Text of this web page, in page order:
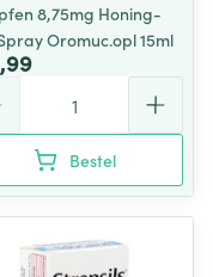
8,75mg Honing-
Oromuc.opl 15ml
Bestel